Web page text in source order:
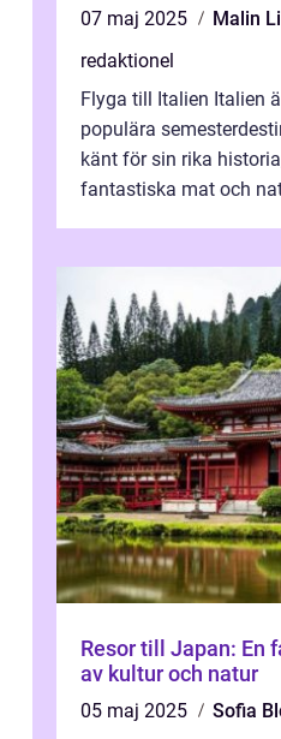
07 maj 2025
Malin
redaktionel
Flyga till Italien Italien
populära
känt för sin rika
fantastiska mat och
Resor till Japan: En
av kultur och natur
05 maj 2025
Sofia